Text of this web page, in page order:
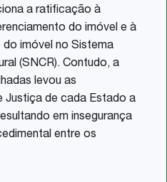
a ratificação à
do imóvel e à
imóvel no Sistema
(SNCR). Contudo, a
levou as
Justiça de cada Estado a
em insegurança
entre os